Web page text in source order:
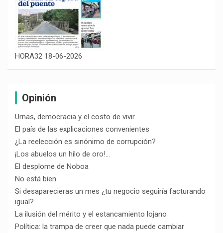
HORA32 18-06-2026
Opinión
Urnas, democracia y el costo de vivir
El país de las explicaciones convenientes
¿La reelección es sinónimo de corrupción?
¡Los abuelos un hilo de oro!…
El desplome de Noboa
No está bien
Si desaparecieras un mes ¿tu negocio seguiría facturando
igual?
La ilusión del mérito y el estancamiento lojano
Política: la trampa de creer que nada puede cambiar